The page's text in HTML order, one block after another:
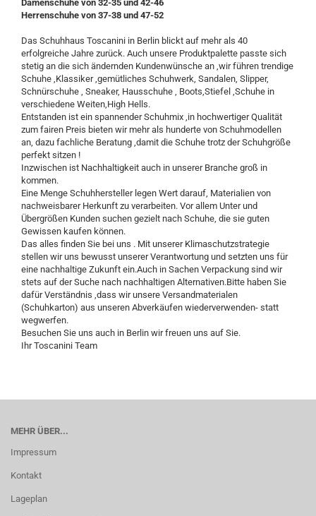
Damenschuhe von 32-35 und 42-46
Herrenschuhe von 37-38 und 47-52
Das Schuhhaus Toscanini in Berlin blickt auf mehr als 40
erfolgreiche Jahre zurück. Auch unsere Produktpalette passte sich
stetig an die sich ändernden Kundenwünsche an ,wir führen trendige
Schuhe ,Klassiker ,gemütliches Schuhwerk, Sandalen, Slipper,
Schnürschuhe , Sneaker, Hausschuhe , Boots,Stiefel ,Schuhe in
verschiedene Weiten,High Hells.
Entstanden ist ein spannender Schuhmix ,in hochwertiger Qualität
zum fairen Preis bieten wir mehr als hunderte von Schuhmodellen
an, dazu fachliche Beratung ,damit die Schuhe trotz der Schuhgröße
perfekt sitzen !
Inzwischen ist Nachhaltigkeit auch in unserer Branche groß in
kommen.
Eine Menge Schuhhersteller legen Wert darauf, Materialien von
nachweisbarer Herkunft zu verarbeiten. Vor allem Unter und
Übergrößen Kunden suchen gezielt nach Schuhe, die sie guten
Gewissen kaufen können.
Das alles finden Sie bei uns . Mit unserer Klimaschutzstrategie
stellen wir uns bewusst unserer Verantwortung und setzten uns für
eine nachhaltige Zukunft ein.Auch in Sachen Verpackung sind wir
stets auf der Suche nach nachhaltigen Alternativen.Bitte haben Sie
dafür Verständnis ,dass wir unsere Versandmaterialen
(Schuhkarton) aus unseren Abverkäufen wiederverwenden- statt
wegwerfen.
Besuchen Sie uns auch in Berlin wir freuen uns auf Sie.
Ihr Toscanini Team
MEHR ÜBER...
Impressum
Kontakt
Lageplan